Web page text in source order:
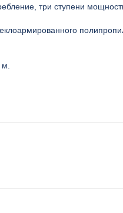
три ступени